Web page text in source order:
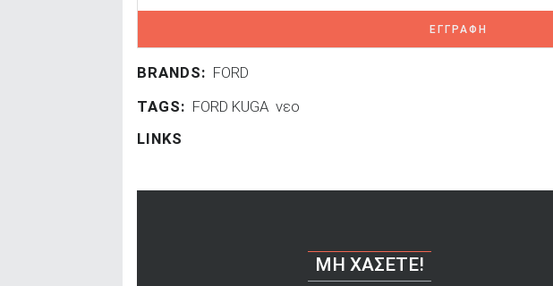
ΕΓΓΡΑΦΗ
BRANDS: FORD
TAGS: FORD KUGA νεο
LINKS
ΜΗ ΧΆΣΕΤΕ!